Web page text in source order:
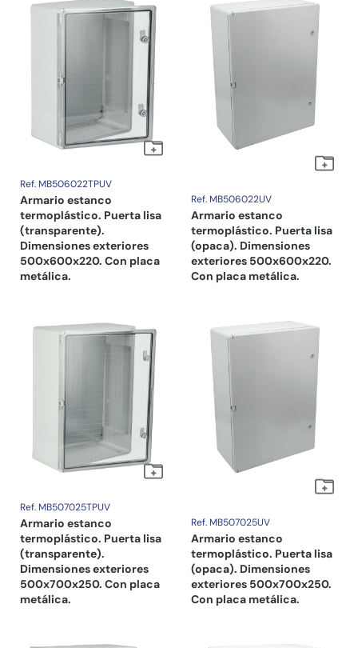
Ref. MB506022TPUV
Armario estanco
termoplástico. Puerta lisa
(transparente).
Dimensiones exteriores
500x600x220. Con placa
metálica.
Ref. MB506022UV
Armario estanco
termoplástico. Puerta lisa
(opaca). Dimensiones
exteriores 500x600x220.
Con placa metálica.
Ref. MB507025TPUV
Armario estanco
termoplástico. Puerta lisa
(transparente).
Dimensiones exteriores
500x700x250. Con placa
metálica.
Ref. MB507025UV
Armario estanco
termoplástico. Puerta lisa
(opaca). Dimensiones
exteriores 500x700x250.
Con placa metálica.